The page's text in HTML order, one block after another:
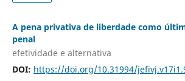
A pena privativa de liberdade como
penal
efetividade e alternativa
DOI: https://doi.org/10.31994/